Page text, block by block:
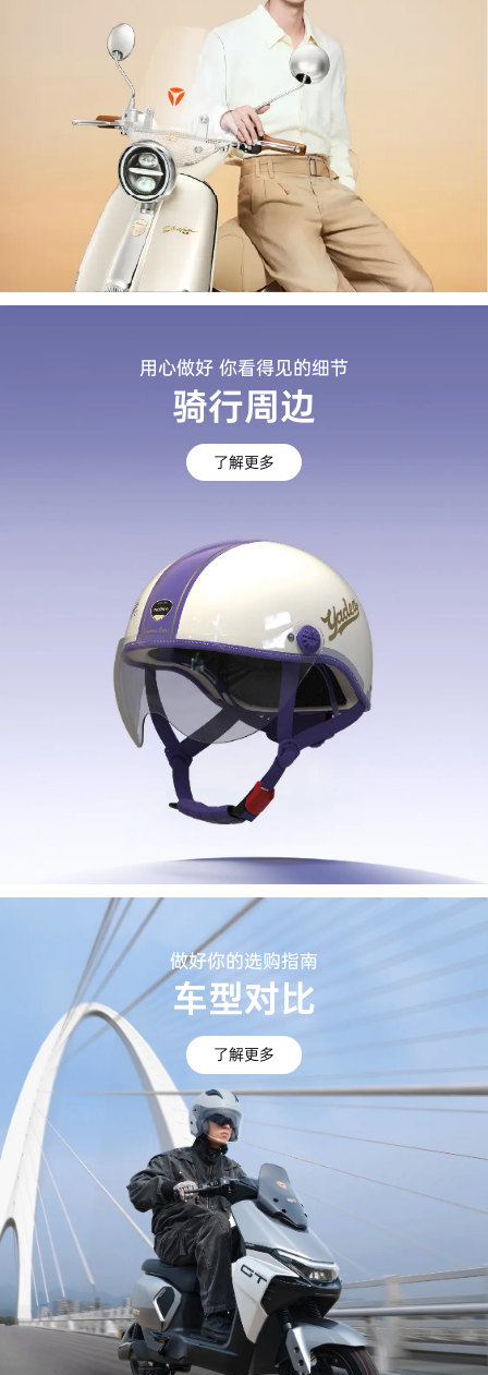
用心做好 你看得见的细节
骑行周边
了解更多
做好你的选购指南
车型对比
了解更多